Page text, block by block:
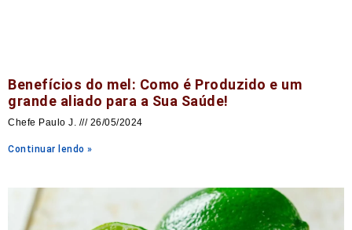
Benefícios do mel: Como é Produzido e um
grande aliado para a Sua Saúde!
Chefe Paulo J. 26/05/2024
Continuar lendo »